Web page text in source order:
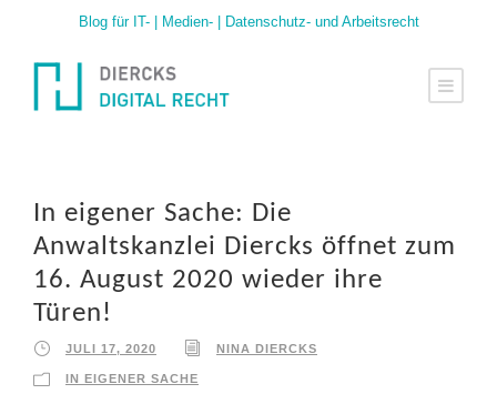
Blog für IT- | Medien- | Datenschutz- und Arbeitsrecht
In eigener Sache: Die
Anwaltskanzlei Diercks öffnet zum
16. August 2020 wieder ihre
Türen!
JULI 17, 2020 NINA DIERCKS
IN EIGENER SACHE